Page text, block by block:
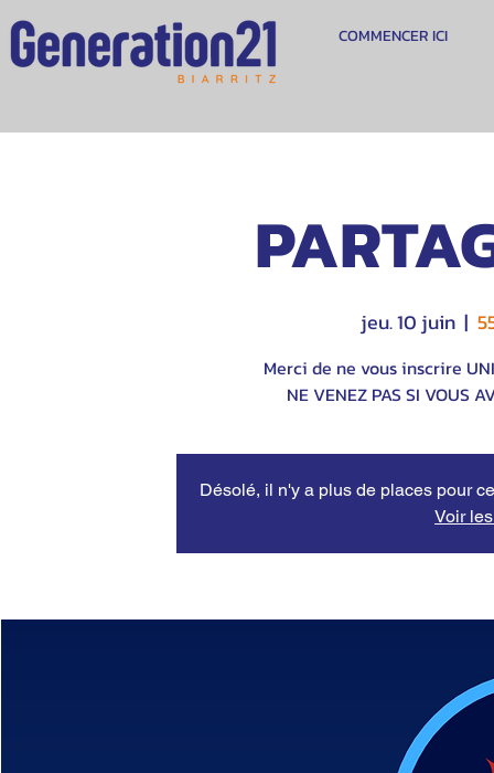
COMMENCER ICI
jeu. 10 juin
  |
Merci de ne vous inscrire
NE VENEZ PAS SI VOUS
Désolé, il n'y a plus de places pour
Voir